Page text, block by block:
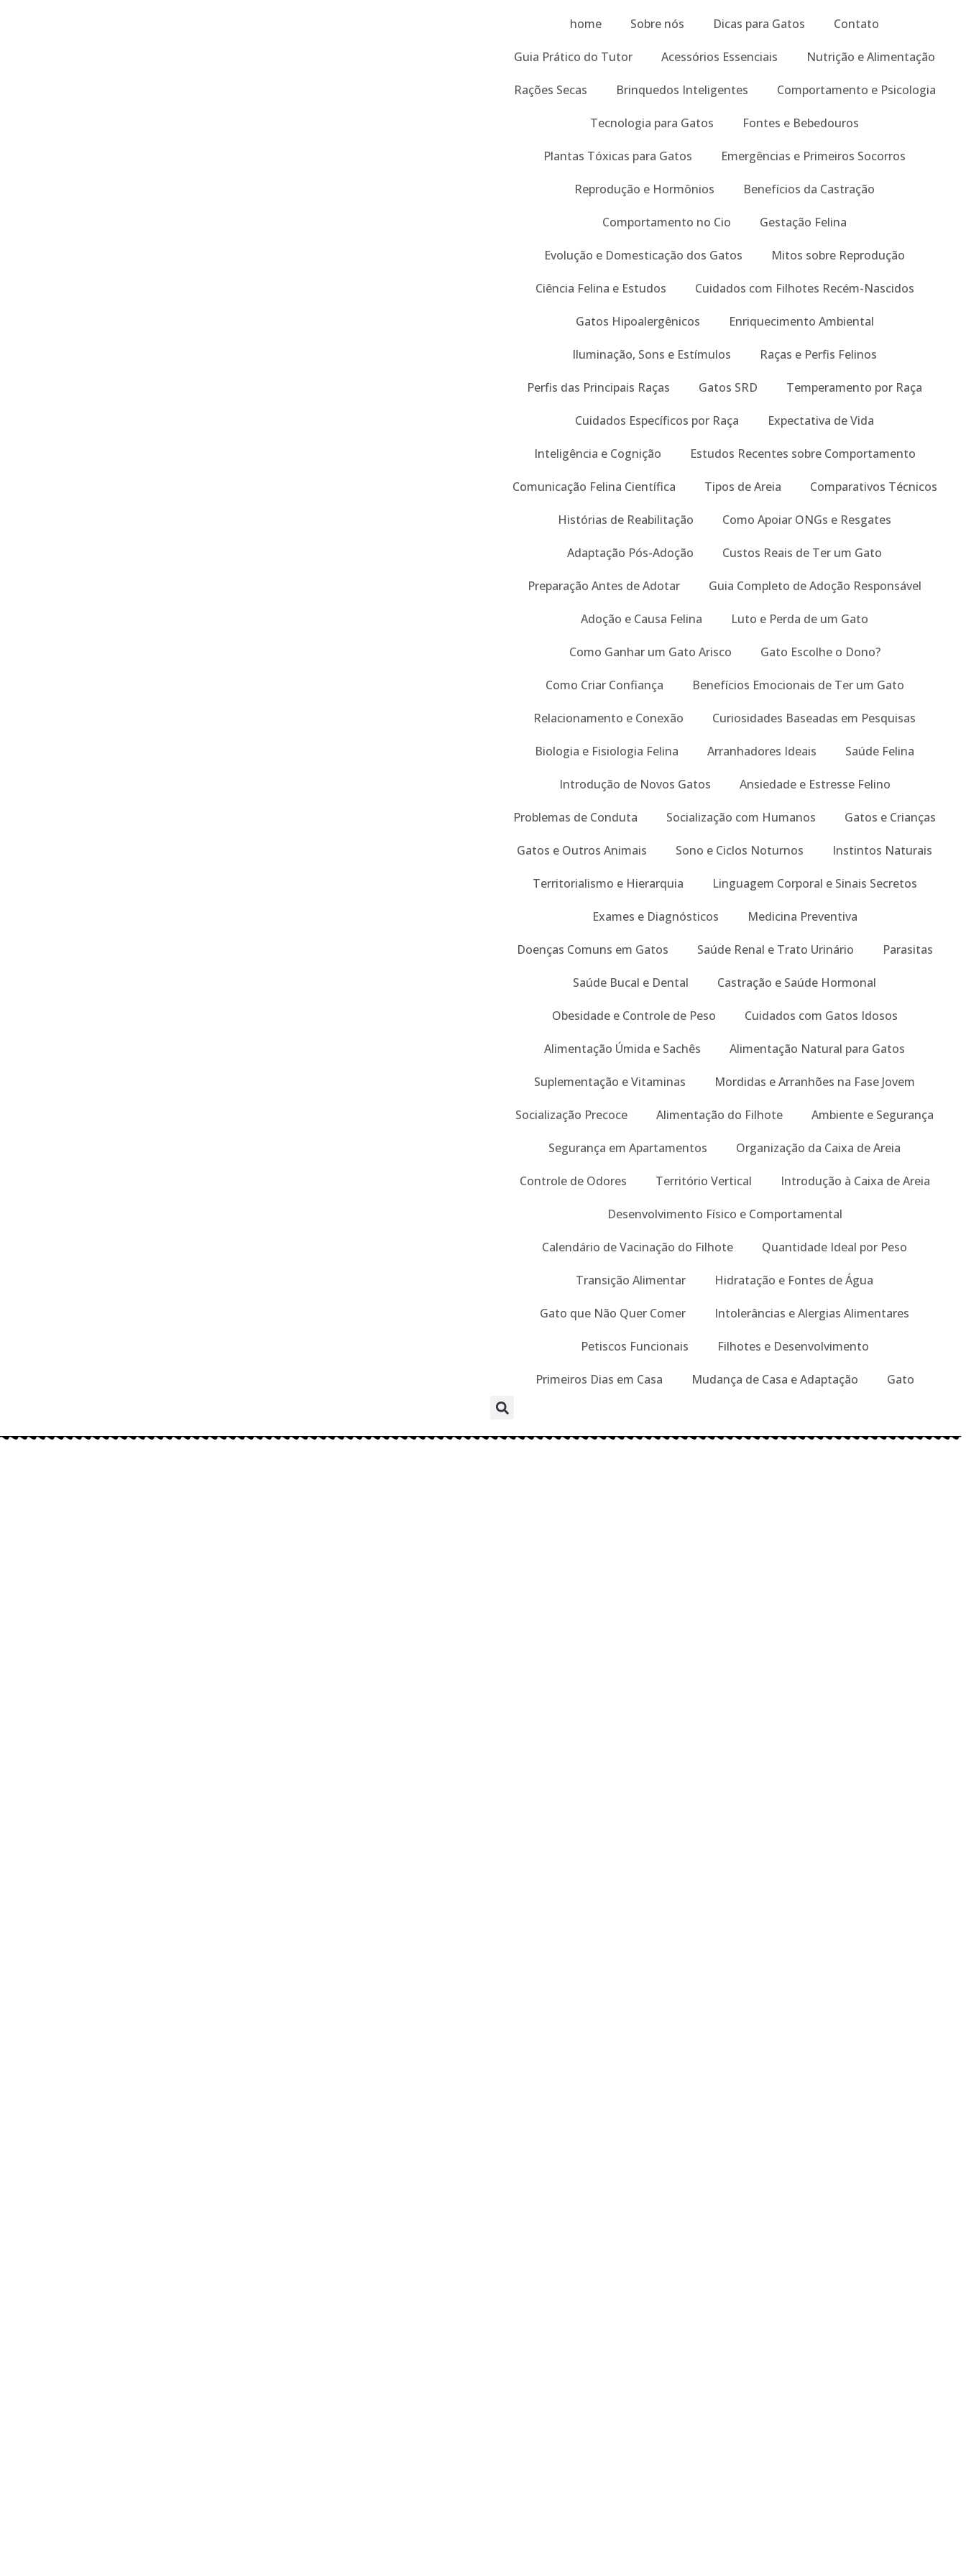
home Sobre nós Dicas para Gatos Contato
Guia Prático do Tutor Acessórios Essenciais Nutrição e Alimentação
Rações Secas Brinquedos Inteligentes Comportamento e Psicologia
Tecnologia para Gatos Fontes e Bebedouros
Plantas Tóxicas para Gatos Emergências e Primeiros Socorros
Reprodução e Hormônios Benefícios da Castração
Comportamento no Cio Gestação Felina
Evolução e Domesticação dos Gatos Mitos sobre Reprodução
Ciência Felina e Estudos Cuidados com Filhotes Recém-Nascidos
Gatos Hipoalergênicos Enriquecimento Ambiental
Iluminação, Sons e Estímulos Raças e Perfis Felinos
Perfis das Principais Raças Gatos SRD Temperamento por Raça
Cuidados Específicos por Raça Expectativa de Vida
Inteligência e Cognição Estudos Recentes sobre Comportamento
Comunicação Felina Científica Tipos de Areia Comparativos Técnicos
Histórias de Reabilitação Como Apoiar ONGs e Resgates
Adaptação Pós-Adoção Custos Reais de Ter um Gato
Preparação Antes de Adotar Guia Completo de Adoção Responsável
Adoção e Causa Felina Luto e Perda de um Gato
Como Ganhar um Gato Arisco Gato Escolhe o Dono?
Como Criar Confiança Benefícios Emocionais de Ter um Gato
Relacionamento e Conexão Curiosidades Baseadas em Pesquisas
Biologia e Fisiologia Felina Arranhadores Ideais Saúde Felina
Introdução de Novos Gatos Ansiedade e Estresse Felino
Problemas de Conduta Socialização com Humanos Gatos e Crianças
Gatos e Outros Animais Sono e Ciclos Noturnos Instintos Naturais
Territorialismo e Hierarquia Linguagem Corporal e Sinais Secretos
Exames e Diagnósticos Medicina Preventiva
Doenças Comuns em Gatos Saúde Renal e Trato Urinário Parasitas
Saúde Bucal e Dental Castração e Saúde Hormonal
Obesidade e Controle de Peso Cuidados com Gatos Idosos
Alimentação Úmida e Sachês Alimentação Natural para Gatos
Suplementação e Vitaminas Mordidas e Arranhões na Fase Jovem
Socialização Precoce Alimentação do Filhote Ambiente e Segurança
Segurança em Apartamentos Organização da Caixa de Areia
Controle de Odores Território Vertical Introdução à Caixa de Areia
Desenvolvimento Físico e Comportamental
Calendário de Vacinação do Filhote Quantidade Ideal por Peso
Transição Alimentar Hidratação e Fontes de Água
Gato que Não Quer Comer Intolerâncias e Alergias Alimentares
Petiscos Funcionais Filhotes e Desenvolvimento
Primeiros Dias em Casa Mudança de Casa e Adaptação Gato